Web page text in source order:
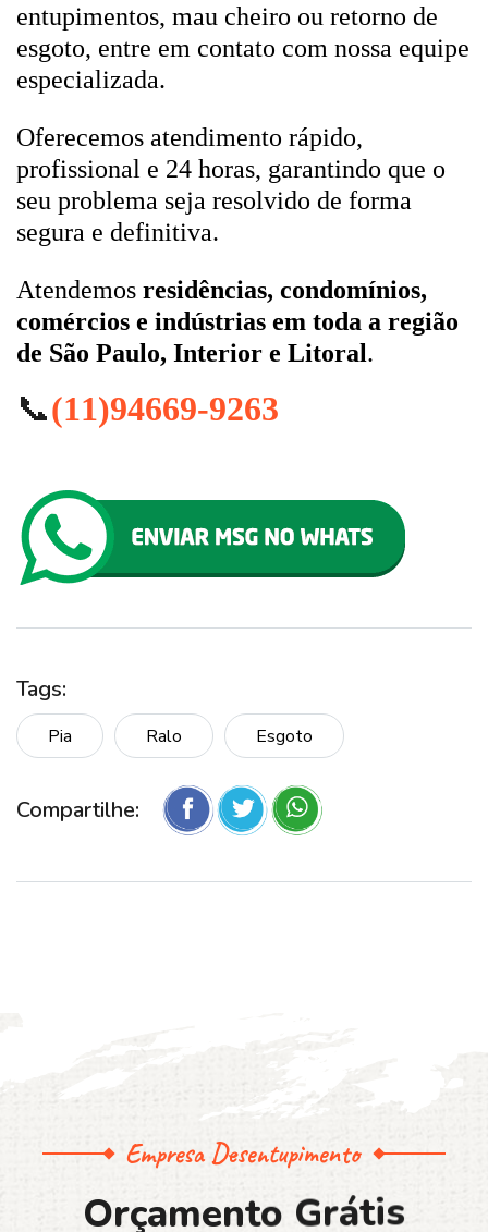
entupimentos, mau cheiro ou retorno de
esgoto, entre em contato com nossa equipe
especializada.
Oferecemos atendimento rápido,
profissional e 24 horas, garantindo que o
seu problema seja resolvido de forma
segura e definitiva.
Atendemos residências, condomínios,
comércios e indústrias em toda a região
de São Paulo, Interior e Litoral.
📞(11)94669-9263
Tags:
Pia Ralo Esgoto
Compartilhe:
Empresa Desentupimento
Orçamento Grátis